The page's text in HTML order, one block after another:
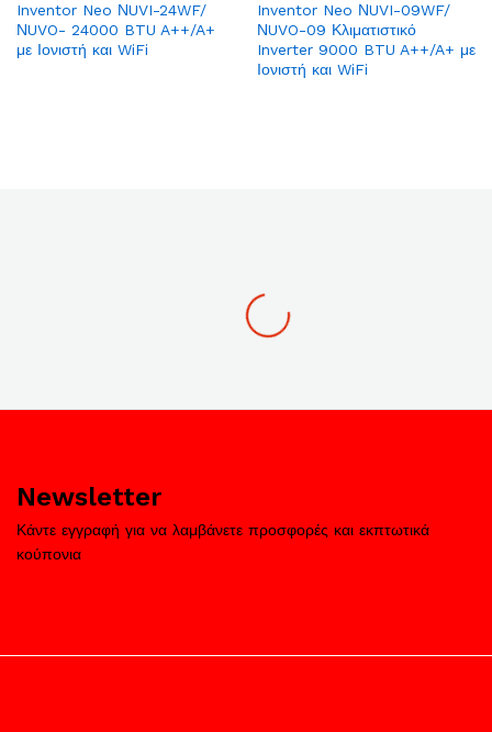
to
Wish
list
Inventor Neo ΝUVI-24WF/
ΝUVO- 24000 BTU A++/A+
με Ιονιστή και WiFi
to
Wish
list
Inventor Neo ΝUVI-09WF/
ΝUVO-09 Κλιματιστικό
Inverter 9000 BTU A++/A+ με
Ιονιστή και WiFi
Newsletter
Κάντε εγγραφή για να λαμβάνετε προσφορές και εκπτωτικά
κούπονια